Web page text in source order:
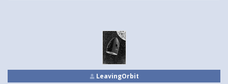
LeavingOrbit